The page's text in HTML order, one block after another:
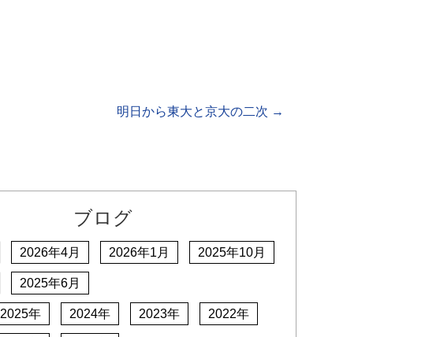
明日から東大と京大の二次 →
ブログ
2026年4月 2026年1月 2025年10月
2025年6月
2025年 2024年 2023年 2022年